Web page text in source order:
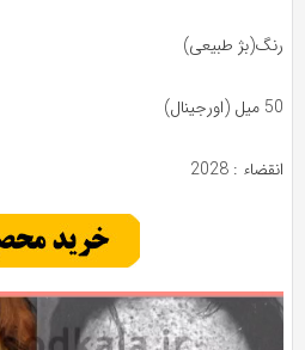
طبیعی)
: 2028